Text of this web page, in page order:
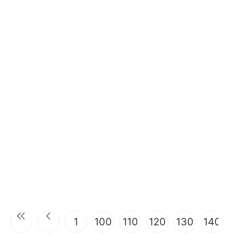
1 100 110 120 130 140